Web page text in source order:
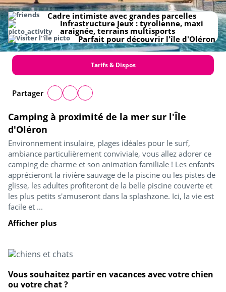
Camping à proximité de la mer sur l'Île
d'Oléron
Environnement insulaire, plages idéales pour le surf,
ambiance particulièrement conviviale, vous allez adorer ce
camping de charme et son animation familiale ! Les enfants
apprécieront la rivière sauvage de la piscine ou les pistes de
glisse, les adultes profiteront de la belle piscine couverte et
les plus petits s'amuseront dans la splashzone. Ici, la vie est
facile et ...
Afficher plus
Cadre intimiste avec grandes parcelles
Infrastructure Jeux : tyrolienne, maxi
araignée, terrains multisports
Parfait pour découvrir l'île d'Oléron
Tarifs & Dispos
Partager
Vous souhaitez partir en vacances avec votre chien
ou votre chat ?